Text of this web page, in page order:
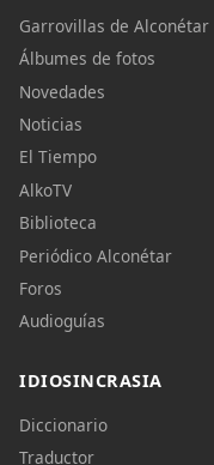
Garrovillas de Alconétar
Álbumes de fotos
Novedades
Noticias
El Tiempo
AlkoTV
Biblioteca
Periódico Alconétar
Foros
Audioguías
IDIOSINCRASIA
Diccionario
Traductor